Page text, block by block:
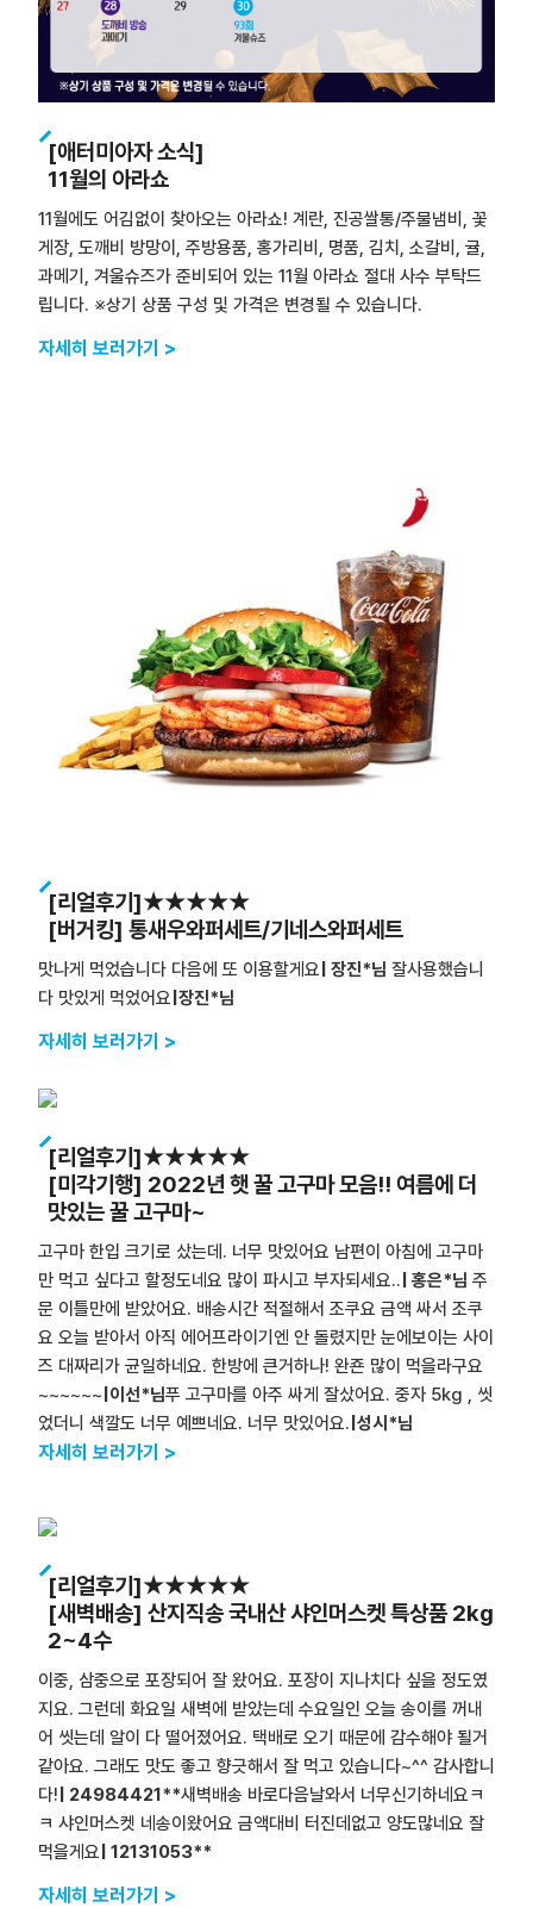
[애터미아자 소식]
11월의 아라쇼
11월에도 어김없이 찾아오는 아라쇼! 계란, 진공쌀통/주물냄비, 꽃
게장, 도깨비 방망이, 주방용품, 홍가리비, 명품, 김치, 소갈비, 귤,
과메기, 겨울슈즈가 준비되어 있는 11월 아라쇼 절대 사수 부탁드
립니다. ※상기 상품 구성 및 가격은 변경될 수 있습니다.
자세히 보러가기 >
[리얼후기]★★★★★
[버거킹] 통새우와퍼세트/기네스와퍼세트
맛나게 먹었습니다 다음에 또 이용할게요 | 장진*님 잘사용했습니
다 맛있게 먹었어요 |장진*님
자세히 보러가기 >
[리얼후기]★★★★★
[미각기행] 2022년 햇 꿀 고구마 모음!! 여름에 더
맛있는 꿀 고구마~
고구마 한입 크기로 샀는데. 너무 맛있어요 남편이 아침에 고구마
만 먹고 싶다고 할정도네요 많이 파시고 부자되세요.. | 홍은*님 주
문 이틀만에 받았어요. 배송시간 적절해서 조쿠요 금액 싸서 조쿠
요 오늘 받아서 아직 에어프라이기엔 안 돌렸지만 눈에보이는 사이
즈 대짜리가 균일하네요. 한방에 큰거하나! 완죤 많이 먹을라구요
~~~~~~ |이선*님푸 고구마를 아주 싸게 잘샀어요. 중자 5kg , 씻
었더니 색깔도 너무 예쁘네요. 너무 맛있어요. |성시*님
자세히 보러가기 >
[리얼후기]★★★★★
[새벽배송] 산지직송 국내산 샤인머스켓 특상품 2kg
2~4수
이중, 삼중으로 포장되어 잘 왔어요. 포장이 지나치다 싶을 정도였
지요. 그런데 화요일 새벽에 받았는데 수요일인 오늘 송이를 꺼내
어 씻는데 알이 다 떨어졌어요. 택배로 오기 때문에 감수해야 될거
같아요. 그래도 맛도 좋고 향긋해서 잘 먹고 있습니다~^^ 감사합니
다! | 24984421**새벽배송 바로다음날와서 너무신기하네요ㅋ
ㅋ 샤인머스켓 네송이왔어요 금액대비 터진데없고 양도많네요 잘
먹을게요 | 12131053**
자세히 보러가기 >